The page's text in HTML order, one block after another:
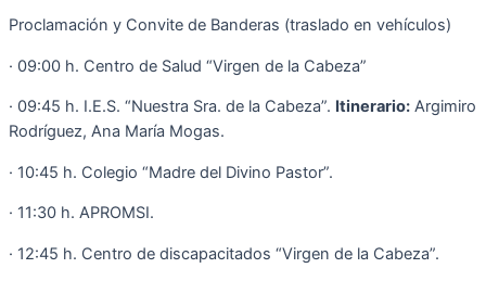
Proclamación y Convite de Banderas (traslado en vehículos)
· 09:00 h. Centro de Salud “Virgen de la Cabeza”
· 09:45 h. I.E.S. “Nuestra Sra. de la Cabeza”. Itinerario: Argimiro
Rodríguez, Ana María Mogas.
· 10:45 h. Colegio “Madre del Divino Pastor”.
· 11:30 h. APROMSI.
· 12:45 h. Centro de discapacitados “Virgen de la Cabeza”.